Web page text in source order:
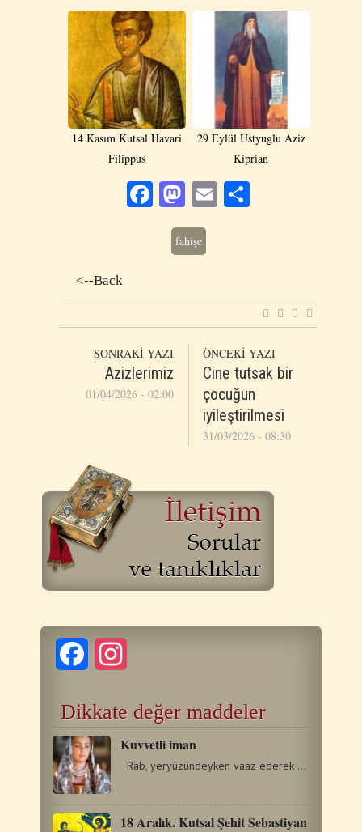
14 Kasım Kutsal Havari
Filippus
29 Eylül Ustyuglu Aziz
Kiprian
Facebook
Mastodon
Email
fahişe
<--Back
SONRAKİ YAZI
Azizlerimiz
01/04/2026 - 02:00
ÖNCEKİ YAZI
Cine tutsak bir
çocuğun
iyileştirilmesi
31/03/2026 - 08:30
Facebook
Dikkate değer maddeler
Kuvvetli iman
Rab, yeryüzündeyken vaaz ederek ve mucizeler gerçekleştirerek…
18 Aralık. Kutsal Şehit Sebastiyan